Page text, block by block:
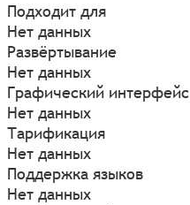
Подходит для
Нет данных
Развёртывание
Нет данных
Графический интерфейс
Нет данных
Тарификация
Нет данных
Поддержка языков
Нет данных